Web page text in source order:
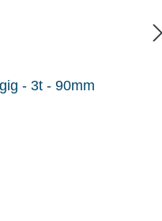
- 3t - 90mm